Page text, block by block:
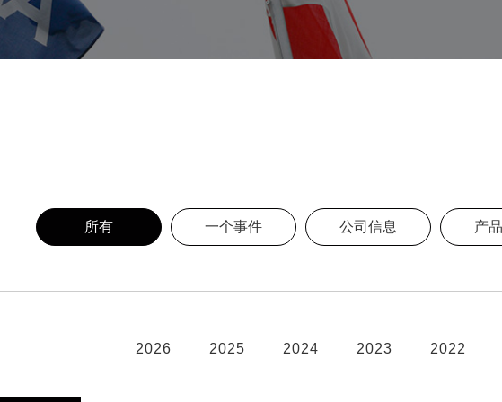
所有 一个事件 公司信息 产
2026 2025 2024 2023 2022